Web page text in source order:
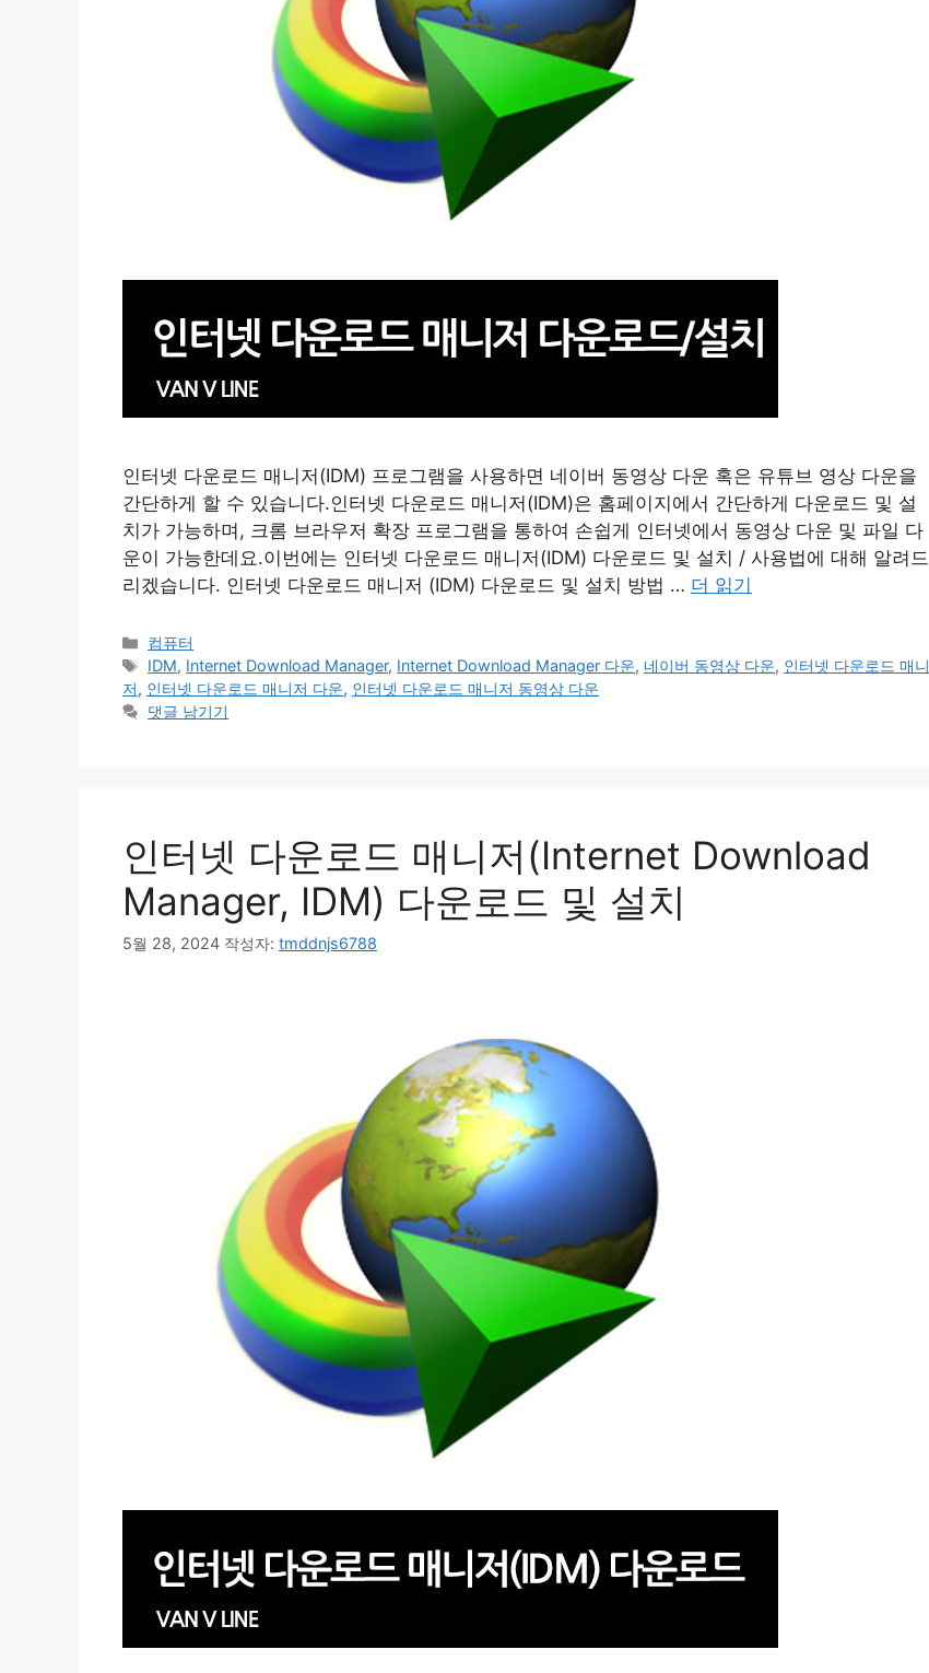
인터넷 다운로드 매니저(IDM) 프로그램을 사용하면 네이버 동영상 다운 혹은 유튜브 영상 다운을
간단하게 할 수 있습니다.인터넷 다운로드 매니저(IDM)은 홈페이지에서 간단하게 다운로드 및 설
치가 가능하며, 크롬 브라우저 확장 프로그램을 통하여 손쉽게 인터넷에서 동영상 다운 및 파일 다
운이 가능한데요.이번에는 인터넷 다운로드 매니저(IDM) 다운로드 및 설치 / 사용법에 대해 알려드
리겠습니다. 인터넷 다운로드 매니저 (IDM) 다운로드 및 설치 방법 … 더 읽기
카
테
고
리
컴퓨터
태
그
IDM, Internet Download Manager, Internet Download Manager 다운, 네이버 동영상 다운, 인터넷 다운로드 매니
저, 인터넷 다운로드 매니저 다운, 인터넷 다운로드 매니저 동영상 다운
댓글 남기기
인터넷 다운로드 매니저(Internet Download
Manager, IDM) 다운로드 및 설치
5월 28, 2024 작성자: tmddnjs6788